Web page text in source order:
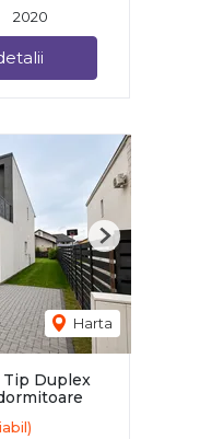
2020
Harta
Next
Duplex